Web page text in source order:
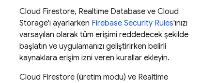
Cloud Firestore, Realtime Database ve Cloud
Storage'ı ayarlarken Firebase Security Rules'ınızı
varsayılan olarak tüm erişimi reddedecek şekilde
başlatın ve uygulamanızı geliştirirken belirli
kaynaklara erişim izni veren kurallar ekleyin.
Cloud Firestore (üretim modu) ve Realtime